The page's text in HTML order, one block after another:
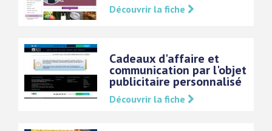
Découvrir la fiche
Cadeaux d'affaire et
communication par l'objet
publicitaire personnalisé
Découvrir la fiche